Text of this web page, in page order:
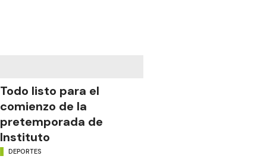
Todo listo para el
comienzo de la
pretemporada de
Instituto
DEPORTES